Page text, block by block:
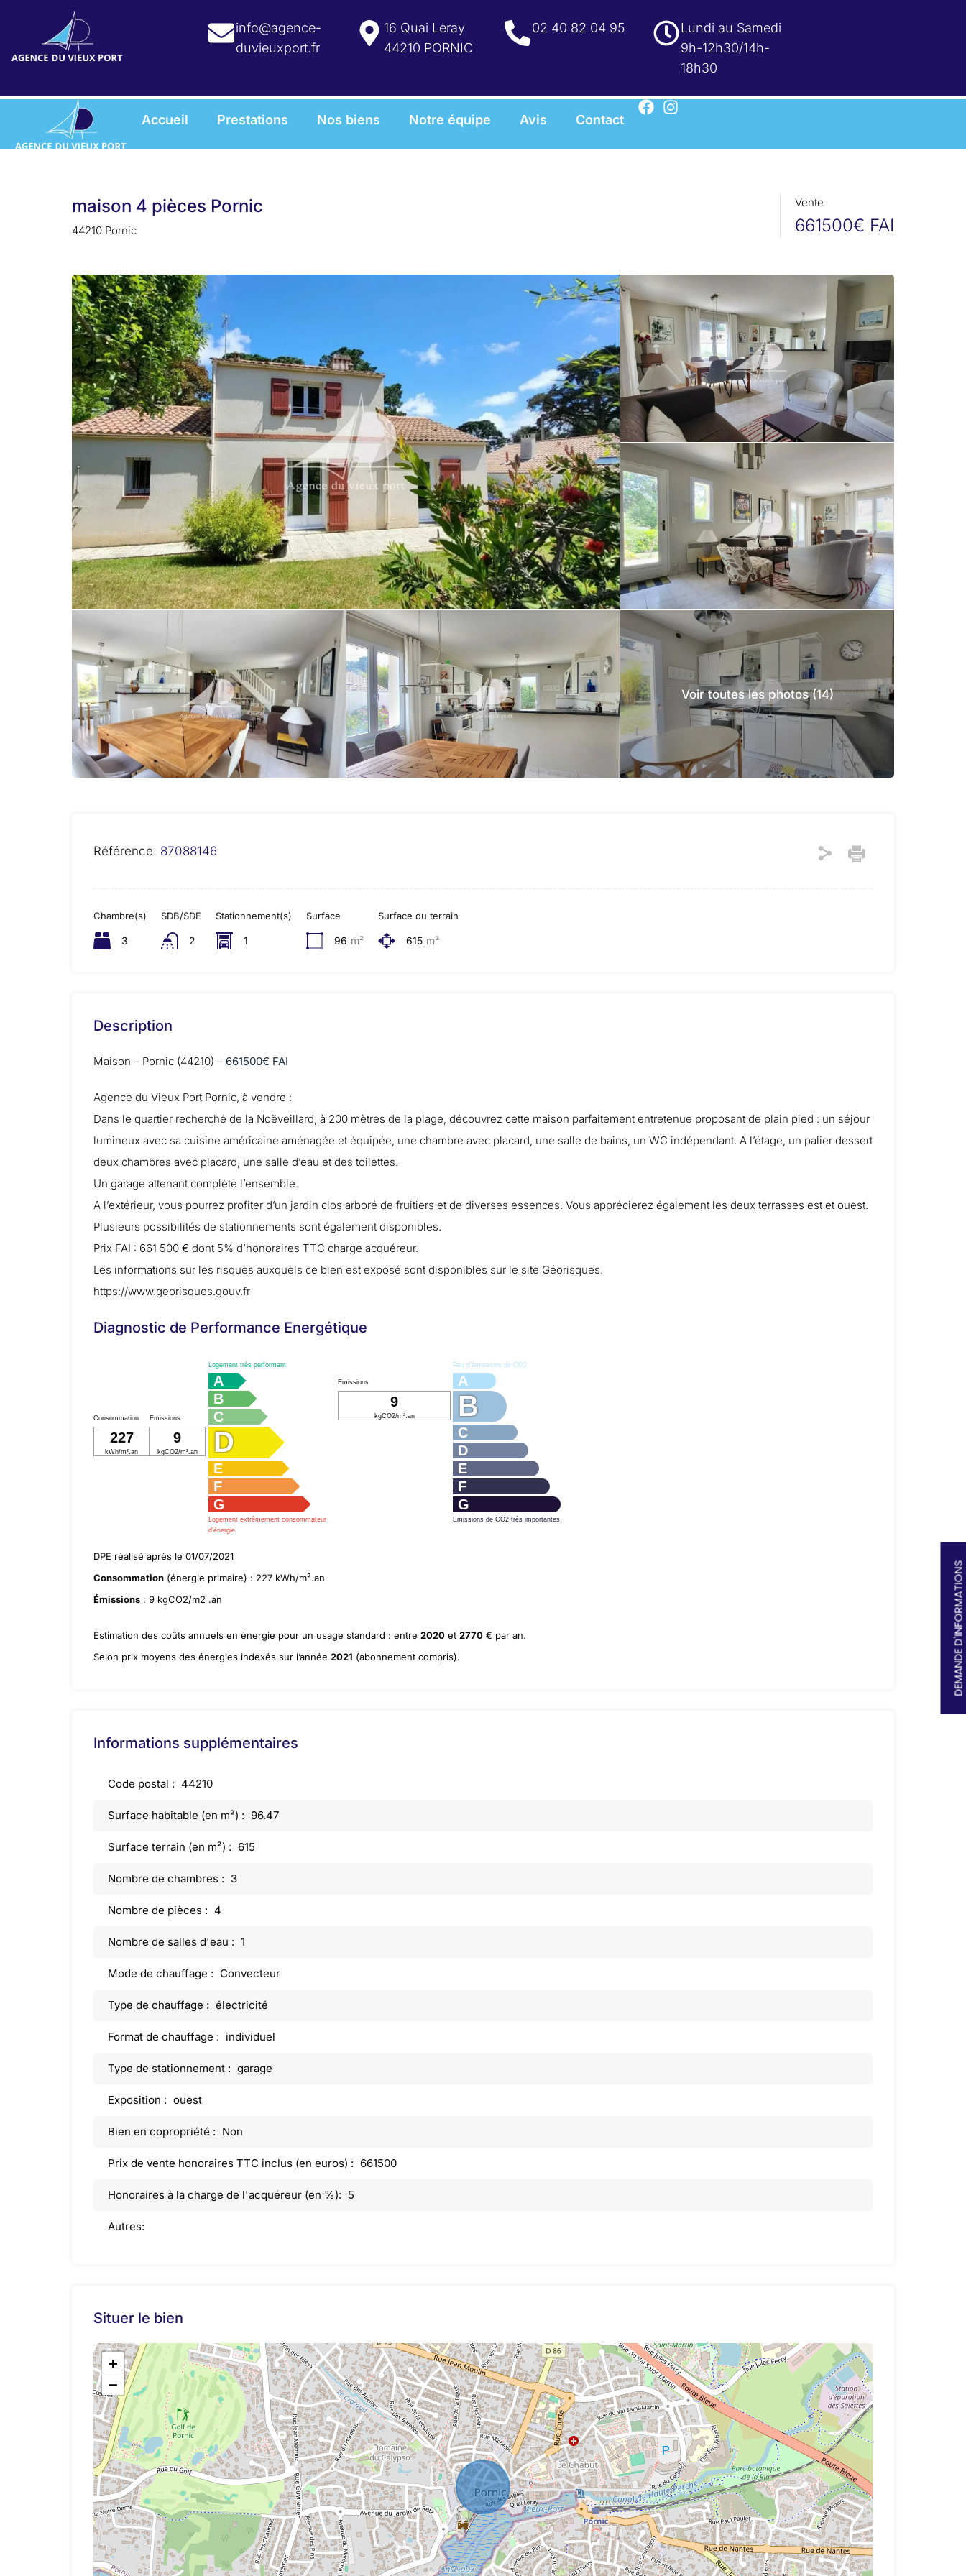
info@agence-
duvieuxport.fr
16 Quai Leray
44210 PORNIC
02 40 82 04 95
Lundi au Samedi
9h-12h30/14h-
18h30
Accueil Prestations Nos biens Notre équipe Avis Contact
maison 4 pièces Pornic
44210 Pornic
Vente
661500€ FAI
Voir toutes les photos (14)
Référence: 87088146
Chambre(s)
3
SDB/SDE
2
Stationnement(s)
1
Surface
96 m²
Surface du terrain
615 m²
Description
Maison – Pornic (44210) – 661500€ FAI
Agence du Vieux Port Pornic, à vendre :
Dans le quartier recherché de la Noëveillard, à 200 mètres de la plage, découvrez cette maison parfaitement entretenue proposant de plain pied : un séjour
lumineux avec sa cuisine américaine aménagée et équipée, une chambre avec placard, une salle de bains, un WC indépendant. A l’étage, un palier dessert
deux chambres avec placard, une salle d’eau et des toilettes.
Un garage attenant complète l’ensemble.
A l’extérieur, vous pourrez profiter d’un jardin clos arboré de fruitiers et de diverses essences. Vous apprécierez également les deux terrasses est et ouest.
Plusieurs possibilités de stationnements sont également disponibles.
Prix FAI : 661 500 € dont 5% d’honoraires TTC charge acquéreur.
Les informations sur les risques auxquels ce bien est exposé sont disponibles sur le site Géorisques.
https://www.georisques.gouv.fr
Diagnostic de Performance Energétique
Consommation
227
kWh/m².an
Emissions
9
kgCO2/m².an
Logement très performant
A
B
C
D
E
F
G
Logement extrêmement consommateur
d’énergie
Emissions
9
kgCO2/m².an
Peu d’émissions de CO2
A
B
C
D
E
F
G
Emissions de CO2 très importantes
DPE réalisé après le 01/07/2021
Consommation (énergie primaire) : 227 kWh/m².an
Émissions : 9 kgCO2/m2 .an
Estimation des coûts annuels en énergie pour un usage standard : entre 2020 et 2770 € par an.
Selon prix moyens des énergies indexés sur l’année 2021 (abonnement compris).
Informations supplémentaires
Code postal : 44210
Surface habitable (en m²) : 96.47
Surface terrain (en m²) : 615
Nombre de chambres : 3
Nombre de pièces : 4
Nombre de salles d'eau : 1
Mode de chauffage : Convecteur
Type de chauffage : électricité
Format de chauffage : individuel
Type de stationnement : garage
Exposition : ouest
Bien en copropriété : Non
Prix de vente honoraires TTC inclus (en euros) : 661500
Honoraires à la charge de l'acquéreur (en %): 5
Autres:
Situer le bien
+
−
DEMANDE D'INFORMATIONS